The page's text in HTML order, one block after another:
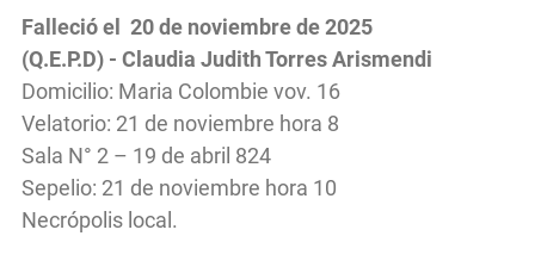
Falleció el 20 de noviembre de 2025
(Q.E.P.D) - Claudia Judith Torres Arismendi
Domicilio: Maria Colombie vov. 16
Velatorio: 21 de noviembre hora 8
Sala N° 2 – 19 de abril 824
Sepelio: 21 de noviembre hora 10
Necrópolis local.